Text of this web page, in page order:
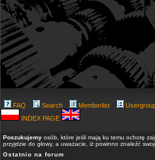
FAQ Search Memberlist
INDEX PAGE
Poszukujemy osób, które jeśli mają ku temu ochotę
przyjdzie do głowy, a uważacie, iż powinno znaleźć
Ostatnio na forum